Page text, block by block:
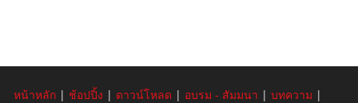
หน้าหลัก | ช้อปปิ้ง | ดาวน์โหลด | อบรม - สัมมนา | บทความ |